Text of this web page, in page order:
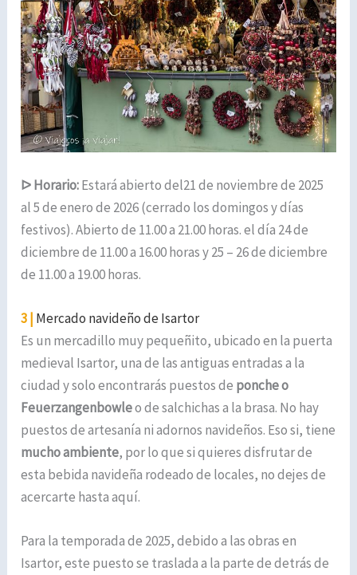
ᐅHorario:Estará abierto del21 de noviembre de 2025
al 5 de enero de 2026 (cerrado los domingos y días
festivos). Abierto de 11.00 a 21.00 horas. el día 24 de
diciembre de 11.00 a 16.00 horas y 25 – 26 de diciembre
de 11.00 a 19.00 horas.
3 | Mercado navideño de Isartor
Es un mercadillo muy pequeñito, ubicado en la puerta
medieval Isartor, una de las antiguas entradas a la
ciudad y solo encontrarás puestos de ponche o
Feuerzangenbowleo de salchichas a la brasa. No hay
puestos de artesanía ni adornos navideños. Eso si, tiene
mucho ambiente, por lo que si quieres disfrutar de
esta bebida navideña rodeado de locales, no dejes de
acercarte hasta aquí.
Para la temporada de 2025, debido a las obras en
Isartor, este puesto se traslada a la parte dedetrás de